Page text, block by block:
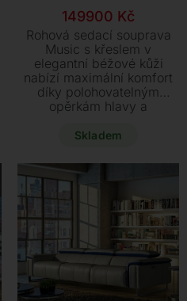
Původní
cena
byla:
366400 Kč.
149900 Kč
Aktuální
cena
je:
149900 Kč.
Rohová sedací souprava
Music s křeslem v
elegantní béžové kůži
nabízí maximální komfort
díky polohovatelným
opěrkám hlavy a
Tento vystavený model od
ihned za výjimečnou akční
Skladem